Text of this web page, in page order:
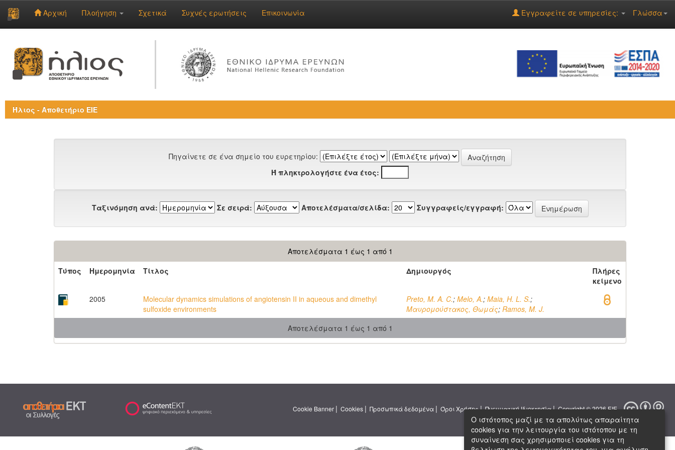
navigation
Αρχική Πλοήγηση Σχετικά Συχνές ερωτήσεις Επικοινωνία Γλώσσα
Εγγραφείτε σε υπηρεσίες:
Ήλιος - Αποθετήριο ΕΙΕ
Πηγαίνετε σε ένα σημείο του ευρετηρίου:
Ή πληκτρολογήστε ένα έτος:
Ταξινόμηση ανά: Σε σειρά: Αποτελέσματα/σελίδα: Συγγραφείς/εγγραφή:
Αποτελέσματα 1 έως 1 από 1
Τύπος
Ημερομηνία Τίτλος Δημιουργός
Πλήρες
κείμενο
2005
Molecular dynamics simulations of angiotensin II in aqueous and dimethyl
sulfoxide environments
Preto, M. A. C.; Melo, A.; Maia, H. L. S.;
Μαυρομούστακος, Θωμάς; Ramos, M. J.
Αποτελέσματα 1 έως 1 από 1
Cookie Banner | Cookies | Προσωπικά δεδομένα | Όροι Χρήσης| Πνευματική Ιδιοκτησία| Copyright © 2026 ΕΙΕ
Ο ιστότοπος μαζί με τα απολύτως απαραίτητα
cookies για την λειτουργία του ιστότοπου με τη
συναίνεση σας χρησιμοποιεί cookies για τη